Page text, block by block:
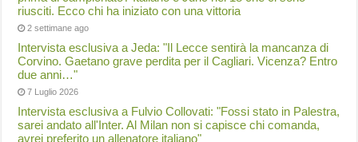
riusciti. Ecco chi ha iniziato con una vittoria
2 settimane ago
Intervista esclusiva a Jeda: "Il Lecce sentirà la mancanza di
Corvino. Gaetano grave perdita per il Cagliari. Vicenza? Entro
due anni…"
7 Luglio 2026
Intervista esclusiva a Fulvio Collovati: "Fossi stato in Palestra,
sarei andato all'Inter. Al Milan non si capisce chi comanda,
avrei preferito un allenatore italiano"